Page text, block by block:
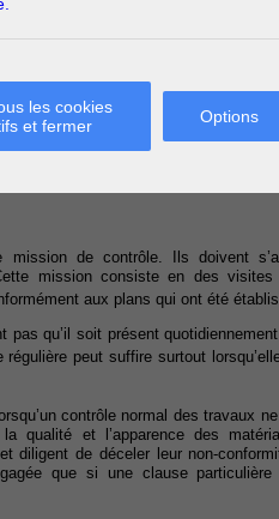
les cookies
et fermer
Options
constate que les ardoises
qu’à l’architecte alors que le
le Cour précise que l’architecte
celles qui ont été commandées ce
et selon les termes du rapport
à celles qui auraient dû l’être. En
mission de contrôle. Ils doivent
mission consiste en des visites
aux plans qui ont été établis
pas qu’il soit présent
régulière peut suffire surtout
contrôle normal des travaux
qualité et l’apparence des
diligent de déceler leur non-
que si une clause